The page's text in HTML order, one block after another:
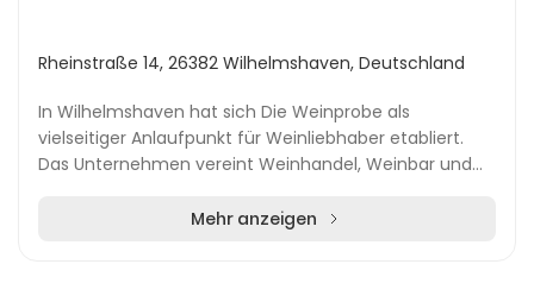
Rheinstraße 14, 26382 Wilhelmshaven, Deutschland
In Wilhelmshaven hat sich Die Weinprobe als
vielseitiger Anlaufpunkt für Weinliebhaber etabliert.
Das Unternehmen vereint Weinhandel, Weinbar und
Mehr anzeigen